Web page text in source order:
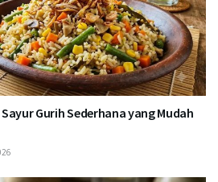
Gurih Sederhana yang Mudah